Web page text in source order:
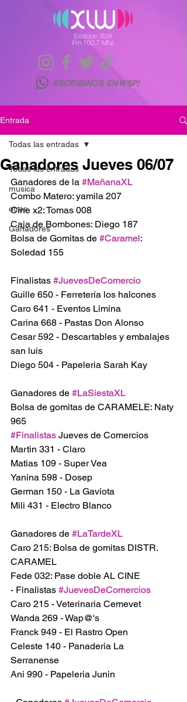
ESCRIBINOS EN WSP!
Entrada
Todas las entradas
musica
otras
Ganadores
Todas las entradas
Ganadores Jueves 06/07
Ganadores de la #MañanaXL
Combo Matero: yamila 207
Cine x2: Tomas 008
Caja de Bombones: Diego 187
Bolsa de Gomitas de #Caramel:
Soledad 155
Finalistas #JuevesDeComercio
Guille 650 - Ferretería los halcones
Caro 641 - Eventos Limina
Carina 668 - Pastas Don Alonso
Cesar 592 - Descartables y embalajes
san luis
Diego 504 - Papeleria Sarah Kay
Ganadores de #LaSiestaXL
Bolsa de gomitas de CARAMELE: Naty
965
#Finalistas Jueves de Comercios
Martin 331 - Claro
Matias 109 - Super Vea
Yanina 598 - Dosep
German 150 - La Gaviota
Mili 431 - Electro Blanco
Ganadores de #LaTardeXL
Caro 215: Bolsa de gomitas DISTR.
CARAMEL
Fede 032: Pase doble AL CINE
- Finalistas #JuevesDeComercios
Caro 215 - Veterinaria Cemevet
Wanda 269 - Wap@'s
Franck 949 - El Rastro Open
Celeste 140 - Panaderia La
Serranense
Ani 990 - Papeleria Junin